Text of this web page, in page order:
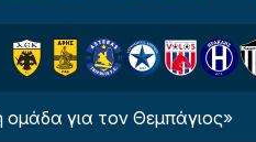
τον Θεμπάγιος»